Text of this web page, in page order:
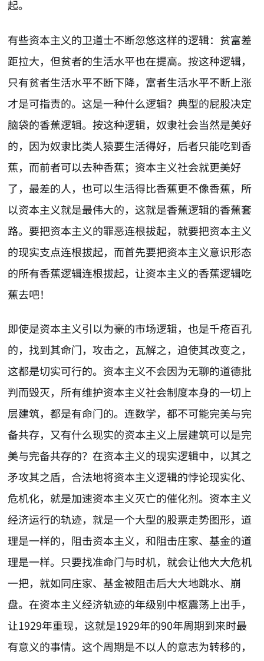
起。
有些资本主义的卫道士不断忽悠这样的逻辑：贫富差
距拉大，但贫者的生活水平也在提高。按这种逻辑，
只有贫者生活水平不断下降，富者生活水平不断上涨
才是可指责的。这是一种什么逻辑？典型的屁股决定
脑袋的香蕉逻辑。按这种逻辑，奴隶社会当然是美好
的，因为奴隶比类人猿要生活得好，后者只能吃到香
蕉，而前者可以去种香蕉；资本主义社会就更美好
了，最差的人，也可以生活得比香蕉更不像香蕉，所
以资本主义就是最伟大的，这就是香蕉逻辑的香蕉套
路。要把资本主义的罪恶连根拔起，就要把资本主义
的现实支点连根拔起，而首先要把资本主义意识形态
的所有香蕉逻辑连根拔起，让资本主义的香蕉逻辑吃
蕉去吧！
即使是资本主义引以为豪的市场逻辑，也是千疮百孔
的，找到其命门，攻击之，瓦解之，迫使其改变之，
这都是切实可行的。资本主义不会因为无聊的道德批
判而毁灭，所有维护资本主义社会制度本身的一切上
层建筑，都是有命门的。连数学，都不可能完美与完
备共存，又有什么现实的资本主义上层建筑可以是完
美与完备共存的？在资本主义的现实逻辑中，以其之
矛攻其之盾，合法地将资本主义逻辑的悖论现实化、
危机化，就是加速资本主义灭亡的催化剂。资本主义
经济运行的轨迹，就是一个大型的股票走势图形，道
理是一样的，阻击资本主义，和阻击庄家、基金的道
理是一样。只要找准命门与时机，就会让他大大危机
一把，就如同庄家、基金被阻击后大大地跳水、崩
盘。在资本主义经济轨迹的年级别中枢震荡上出手，
让1929年重现，这就是1929年的90年周期到来时最
有意义的事情。这个周期是不以人的意志为转移的，